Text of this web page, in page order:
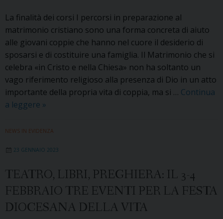
La finalità dei corsi I percorsi in preparazione al
matrimonio cristiano sono una forma concreta di aiuto
alle giovani coppie che hanno nel cuore il desiderio di
sposarsi e di costituire una famiglia. Il Matrimonio che si
celebra «in Cristo e nella Chiesa» non ha soltanto un
vago riferimento religioso alla presenza di Dio in un atto
importante della propria vita di coppia, ma si … Continua
a leggere I
diocesani
preparazione
matrimonio
cristiano
»
NEWS IN EVIDENZA
23 GENNAIO 2023
TEATRO, LIBRI, PREGHIERA: IL 3-4
FEBBRAIO TRE EVENTI PER LA FESTA
DIOCESANA DELLA VITA